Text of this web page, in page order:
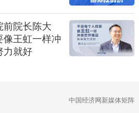
前院长陈大
像王虹一样冲
力就好
中国经济网新媒体矩阵